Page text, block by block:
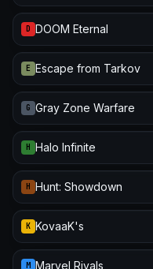
D DOOM Eternal
E Escape from Tarkov
G Gray Zone Warfare
H Halo Infinite
H Hunt: Showdown
K KovaaK's
M Marvel Rivals